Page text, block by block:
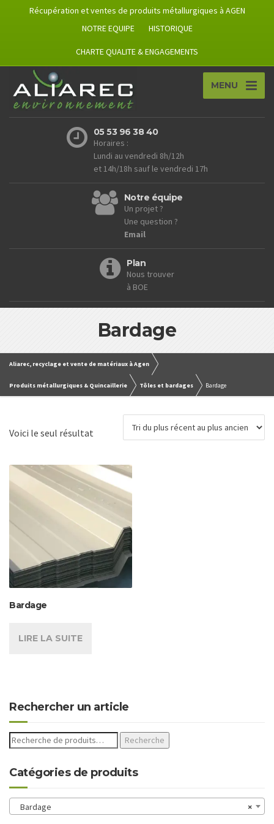
Récupération et ventes de produits métallurgiques à AGEN
NOTRE EQUIPE
HISTORIQUE
CHARTE QUALITE & ENGAGEMENTS
MENU
05 53 96 38 40
Horaires :
Lundi au vendredi 8h/12h
et 14h/18h sauf le vendredi 17h
Notre équipe
Un projet ?
Une question ?
Email
Plan
Nous trouver
à BOE
Bardage
Aliarec, recyclage et vente de matériaux à Agen
Produits métallurgiques & Quincaillerie Tôles et bardages Bardage
Voici le seul résultat
Bardage
LIRE LA SUITE
Rechercher un article
Recherche
Catégories de produits
×
Bardage